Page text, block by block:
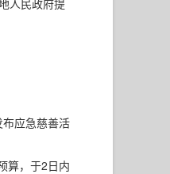
人民政府提
应急慈善活
算，于2日内